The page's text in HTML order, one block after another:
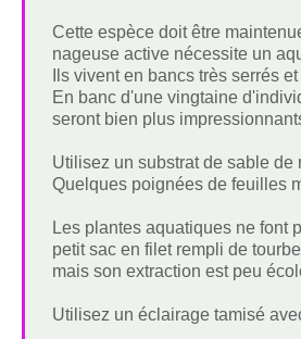
Cette espèce doit être
nageuse active nécessite un
Ils vivent en bancs très serrés
En banc d'une vingtaine
seront bien plus
Utilisez un substrat de sable
Quelques poignées de feuilles
Les plantes aquatiques ne font
petit sac en filet rempli de
mais son extraction est peu
Utilisez un éclairage tamisé